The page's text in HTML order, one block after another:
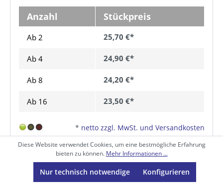
Anzahl Stückpreis
Ab 2 25,70 €*
Ab 4 24,90 €*
Ab 8 24,20 €*
Ab 16 23,50 €*
* netto zzgl. MwSt. und Versandkosten
In den Warenkorb
Zum Produkt
Diese Website verwendet Cookies, um eine bestmögliche Erfahrung
bieten zu können. Mehr Informationen ...
Nur technisch notwendige Konfigurieren